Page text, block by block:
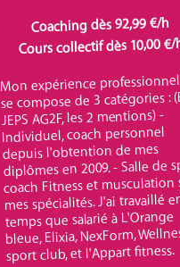
Coaching dès 92,99 €/h
Cours collectif dès 10,00
Mon expérience
se compose de 3 catégories :
JEPS AG2F, les 2 mentions) -
Individuel, coach personnel
depuis l'obtention de mes
diplômes en 2009. - Salle de
coach Fitness et
mes spécialités. J'ai travaillé
temps que salarié à L'Orange
bleue, Elixia, NexForm,
sport club, et l'Appart fitness.